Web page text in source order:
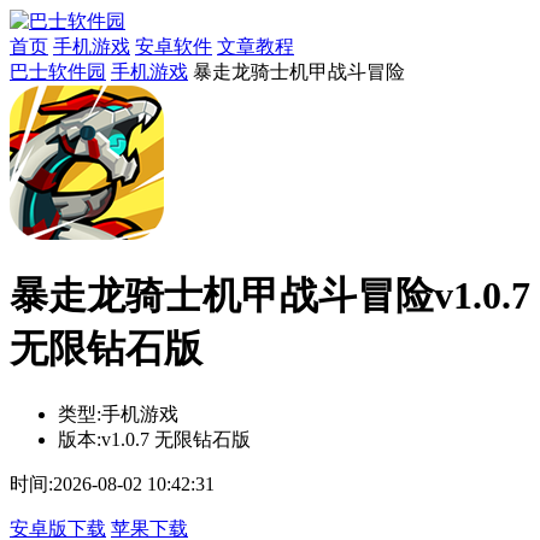
首页 手机游戏 安卓软件 文章教程
巴士软件园 手机游戏 暴走龙骑士机甲战斗冒险
暴走龙骑士机甲战斗冒险v1.0.7
无限钻石版
类型:手机游戏
版本:v1.0.7 无限钻石版
时间:2026-08-02 10:42:31
安卓版下载 苹果下载